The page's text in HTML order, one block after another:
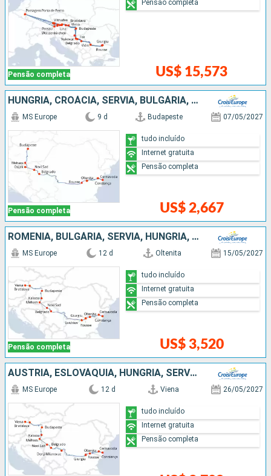
Pensão completa US$ 15,573
Pensão completa
HUNGRIA, CROÁCIA, SÉRVIA, BULGÁRIA, ROMÊNIA
Pensão completa
MS Europe 9 d Budapeste 07/05/2027
US$ 2,667
tudo incluído
Internet gratuita
Pensão completa
ROMÊNIA, BULGÁRIA, SÉRVIA, HUNGRIA, ESLOVÁQUIA, AUSTRIA
Pensão completa
MS Europe 12 d Oltenita 15/05/2027
US$ 3,520
tudo incluído
Internet gratuita
Pensão completa
AUSTRIA, ESLOVÁQUIA, HUNGRIA, SÉRVIA, BULGÁRIA, ROMÊNIA
MS Europe 12 d Viena 26/05/2027
tudo incluído
Internet gratuita
Pensão completa